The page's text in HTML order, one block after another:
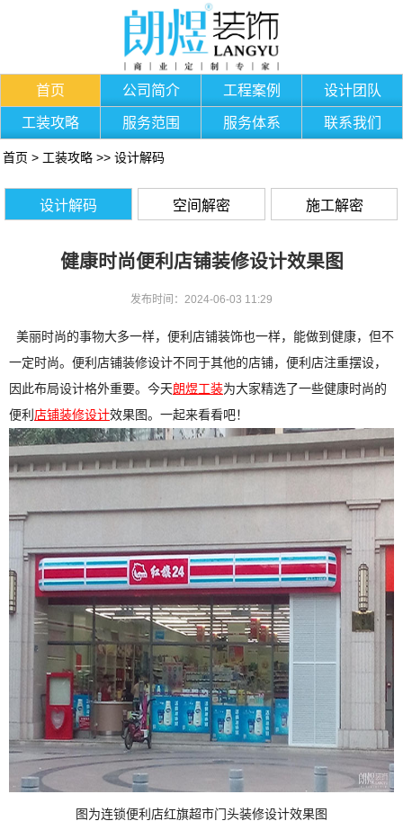
首页 公司简介 工程案例 设计团队
工装攻略 服务范围 服务体系 联系我们
首页 > 工装攻略 >> 设计解码
设计解码 空间解密 施工解密
健康时尚便利店铺装修设计效果图
发布时间：2024-06-03 11:29
美丽时尚的事物大多一样，便利店铺装饰也一样，能做到健康，但不
一定时尚。便利店铺装修设计不同于其他的店铺，便利店注重摆设，
因此布局设计格外重要。今天朗煜工装为大家精选了一些健康时尚的
便利 店铺装修设计效果图。一起来看看吧！
图为连锁便利店红旗超市门头装修设计效果图